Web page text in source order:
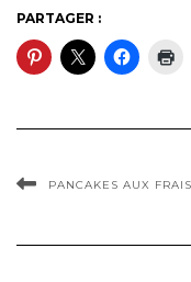
PARTAGER :
PANCAKES AUX